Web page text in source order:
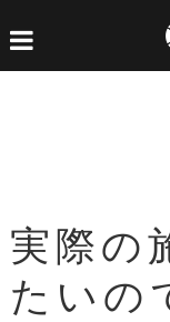
実際の
たいの